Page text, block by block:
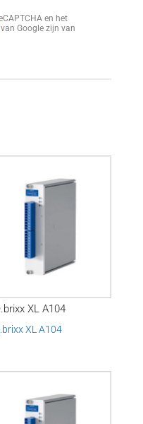
en het
van Google zijn van
XL A104
XL A104